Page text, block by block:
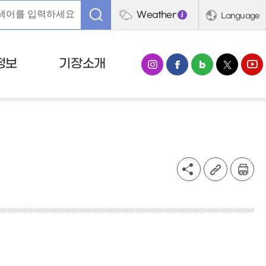
Weather Language
보 기장소개